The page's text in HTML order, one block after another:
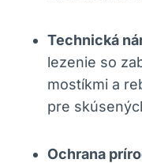
Technická
lezenie so
mostíkmi a
pre
Ochrana